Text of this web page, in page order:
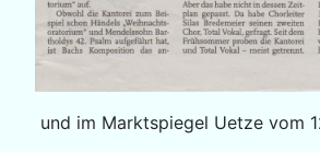
und im Marktspiegel Uetze vom